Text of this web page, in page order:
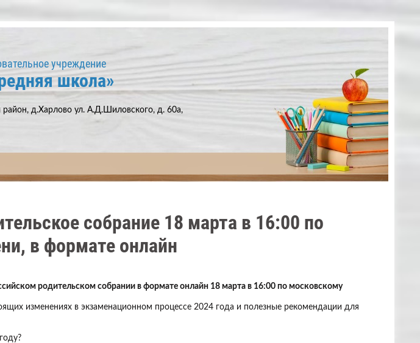
учреждение
школа»
район, д.Харлово ул. А.Д.Шиловского, д. 60а,
сoбрание 18 марта в 16:00 по
в формате oнлaйн
рoдительском сoбрании в формате oнлaйн 18 марта в 16:00 по московскому
изменениях в экзаменационном процессе 2024 года и полезные рекомендации для